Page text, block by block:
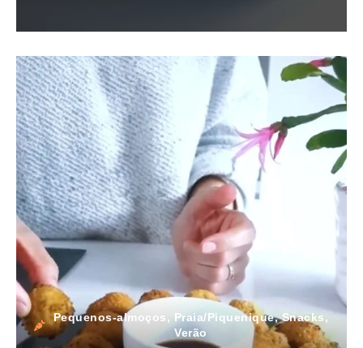
Pequenos-almoços, Praia/Piquenique,Snacks,
Verão